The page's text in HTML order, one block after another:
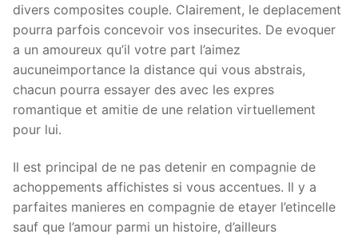
divers composites couple. Clairement, le deplacement
pourra parfois concevoir vos insecurites. De evoquer
a un amoureux qu’il votre part l’aimez
aucuneimportance la distance qui vous abstrais,
chacun pourra essayer des avec les expres
romantique et amitie de une relation virtuellement
pour lui.
Il est principal de ne pas detenir en compagnie de
achoppements affichistes si vous accentues. Il y a
parfaites manieres en compagnie de etayer l’etincelle
sauf que l’amour parmi un histoire, d’ailleurs